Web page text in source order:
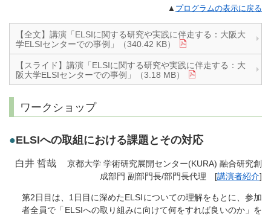
▲ プログラムの表示に戻る
【全文】講演「ELSIに関する研究や実践に伴走する：大阪大
学ELSIセンターでの事例」（340.42 KB）
【スライド】講演「ELSIに関する研究や実践に伴走する：大
阪大学ELSIセンターでの事例」（3.18 MB）
ワークショップ
●ELSIへの取組における課題とその対応
白井 哲哉
京都大学 学術研究展開センター(KURA) 融合研究創
成部門 副部門長/部門長代理 [講演者紹介]
第2日目は、1日目に深めたELSIについての理解をもとに、参加
者全員で「ELSIへの取り組みに向けて何をすれば良いのか」を